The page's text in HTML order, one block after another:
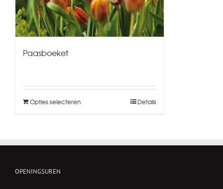
Paasboeket
Opties selecteren Details
OPENINGSUREN